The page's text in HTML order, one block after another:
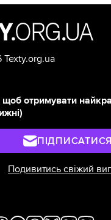
щоб отримувати
ПІДПИСАТИСЯ
Подивитись свіжий